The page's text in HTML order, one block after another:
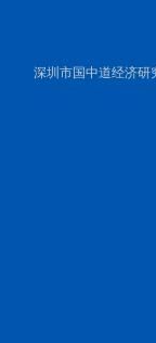
深圳市国中道经济